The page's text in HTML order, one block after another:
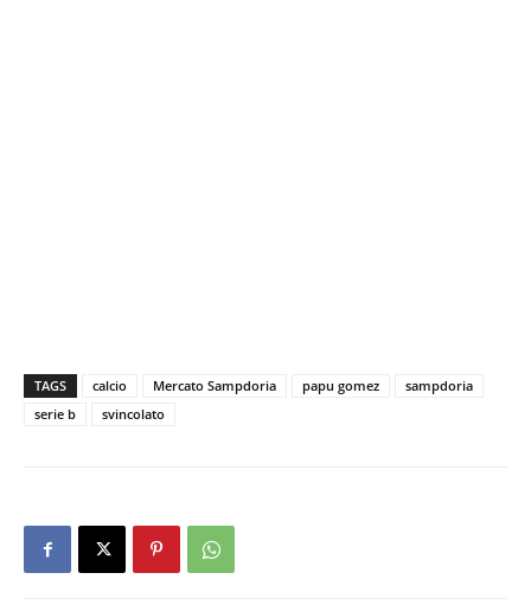
TAGS calcio Mercato Sampdoria papu gomez
sampdoria
serie b
svincolato